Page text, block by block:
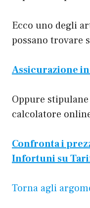
Ecco uno degli
possano trovare
Assicurazione
Oppure
calcolatore
Confronta i
Infortuni su
Torna agli